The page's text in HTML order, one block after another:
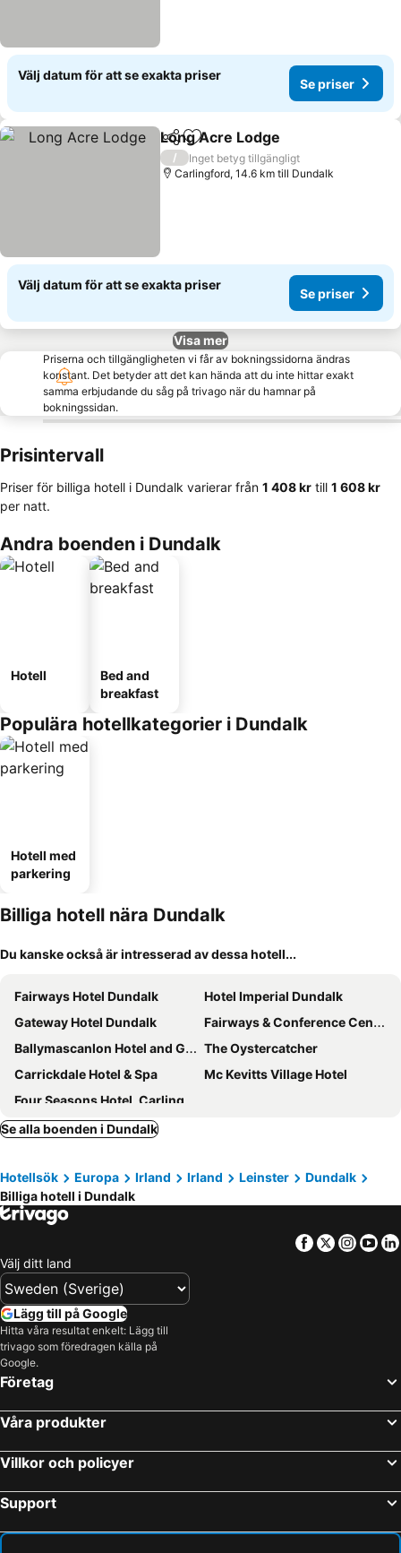
Välj datum för att se exakta priser
Se priser
Dela Lägg till i Mina Favoriter
Long Acre Lodge
/
Inget betyg tillgängligt
Carlingford, 14.6 km till Dundalk
Välj datum för att se exakta priser
Se priser
Visa mer
Priserna och tillgängligheten vi får av bokningssidorna ändras
konstant. Det betyder att det kan hända att du inte hittar exakt
samma erbjudande du såg på trivago när du hamnar på
bokningssidan.
Prisintervall
Priser för billiga hotell i Dundalk varierar från ‎1 408 kr till ‎1 608 kr
per natt.
Andra boenden i Dundalk
Hotell
Bed and
breakfast
Populära hotellkategorier i Dundalk
Hotell med
parkering
Billiga hotell nära Dundalk
Du kanske också är intresserad av dessa hotell...
Fairways Hotel Dundalk
Hotel Imperial Dundalk
Gateway Hotel Dundalk
Fairways & Conference Centre
Ballymascanlon Hotel and Golf Resort
The Oystercatcher
Carrickdale Hotel & Spa
Mc Kevitts Village Hotel
Four Seasons Hotel, Carlingford
Se alla boenden i Dundalk
Hotellsök Europa Irland Irland Leinster
Dundalk
Billiga hotell i Dundalk
Facebook
Twitter
Välj ditt land
Lägg till på Google
Hitta våra resultat enkelt: Lägg till
trivago som föredragen källa på
Google.
Företag
Våra produkter
Villkor och policyer
Support